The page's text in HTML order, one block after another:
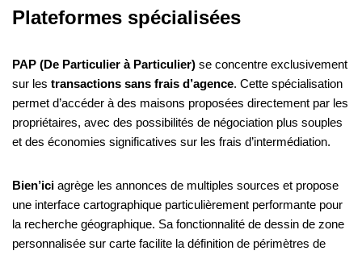
Plateformes spécialisées
PAP (De Particulier à Particulier) se concentre exclusivement
sur les transactions sans frais d’agence. Cette spécialisation
permet d’accéder à des maisons proposées directement par les
propriétaires, avec des possibilités de négociation plus souples
et des économies significatives sur les frais d’intermédiation.
Bien’ici agrège les annonces de multiples sources et propose
une interface cartographique particulièrement performante pour
la recherche géographique. Sa fonctionnalité de dessin de zone
personnalisée sur carte facilite la définition de périmètres de